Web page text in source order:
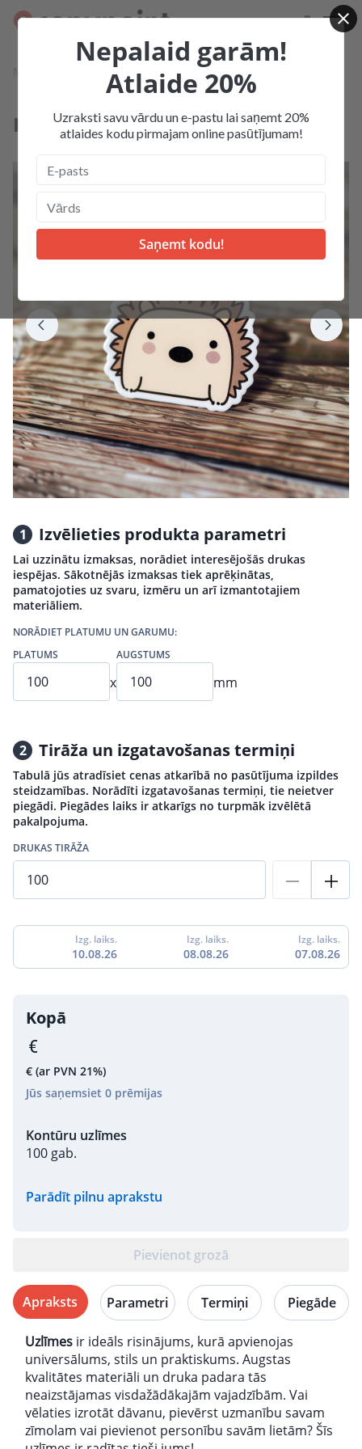
Produkcija Uzlīmes, stikeri Kontūru uzlīmes
Kontūru uzlīmes
1 Izvēlieties produkta parametri
Lai uzzinātu izmaksas, norādiet interesējošās drukas
iespējas. Sākotnējās izmaksas tiek aprēķinātas,
pamatojoties uz svaru, izmēru un arī izmantotajiem
materiāliem.
NORĀDIET PLATUMU UN GARUMU:
PLATUMS
x
AUGSTUMS
mm
2 Tirāža un izgatavošanas termiņi
Tabulā jūs atradīsiet cenas atkarībā no pasūtījuma izpildes
steidzamības. Norādīti izgatavošanas termiņi, tie neietver
piegādi. Piegādes laiks ir atkarīgs no turpmāk izvēlētā
pakalpojuma.
DRUKAS TIRĀŽA
Izg. laiks.
10.08.26
Izg. laiks.
08.08.26
Izg. laiks.
07.08.26
Kopā
€ (ar PVN 21%)
Jūs saņemsiet 0 prēmijas
Kontūru uzlīmes
100 gab.
Parādīt pilnu aprakstu
Pievienot grozā
Apraksts Parametri Termiņi Piegāde
Uzlīmes ir ideāls risinājums, kurā apvienojas
universālums, stils un praktiskums. Augstas
kvalitātes materiāli un druka padara tās
neaizstājamas visdažādākajām vajadzībām. Vai
vēlaties izrotāt dāvanu, pievērst uzmanību savam
zīmolam vai pievienot personību savām lietām? Šīs
Nepalaid garām!
Atlaide 20%
Uzraksti savu vārdu un e-pastu lai saņemt 20%
atlaides kodu pirmajam online pasūtījumam!